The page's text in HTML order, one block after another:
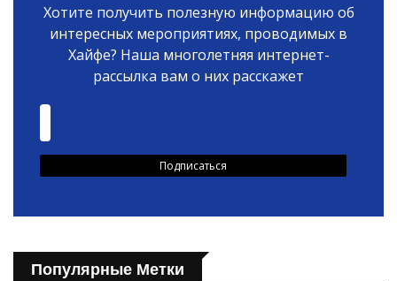
Хотите получить полезную информацию об
интересных мероприятиях, проводимых в
Хайфе? Наша многолетняя интернет-
рассылка вам о них расскажет
Популярные Метки